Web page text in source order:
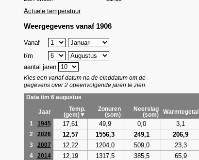
Actuele temperatuur
Weergegevens vanaf 1906
Vanaf
t/m
aantal jaren
Kies een vanaf-datum na de einddatum om de
gegevens over 2 opeenvolgende jaren te zien.
Data t/m 6 augustus
Jaar
Temp.
(gem)▼
Zonuren
(som)
Neerslag
(som)
Warmtegetal
1
1945 17,61 49,9 0,0 3,1
2 2026 12,57 1556,3 249,1 206,9
3 2007 12,22 1204,0 509,0 23,3
4 2014 12,19 1317,5 385,5 65,9